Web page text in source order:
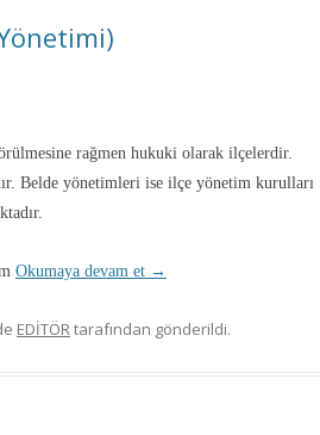
rağmen hukuki olarak ilçelerdir.
Belde yönetimleri ise ilçe yönetim kurulları
Okumaya devam et →
EDİTÖRtarafından gönderildi.